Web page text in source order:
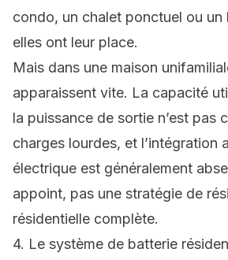
condo, un chalet ponctuel ou un
elles ont leur place.
Mais dans une maison
apparaissent vite. La capacité
la puissance de sortie n’est pas
charges lourdes, et l’intégration
électrique est généralement
appoint, pas une stratégie de
résidentielle complète.
4. Le système de batterie